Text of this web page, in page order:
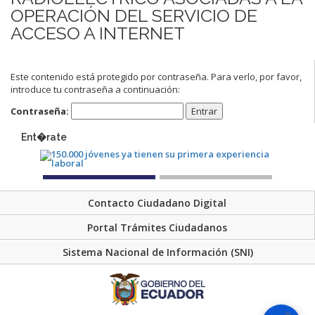
OPERACIÓN DEL SERVICIO DE
ACCESO A INTERNET
Este contenido está protegido por contraseña. Para verlo, por favor,
introduce tu contraseña a continuación:
Contraseña:
Ent�rate
Contacto Ciudadano Digital
Portal Trámites Ciudadanos
Sistema Nacional de Información (SNI)